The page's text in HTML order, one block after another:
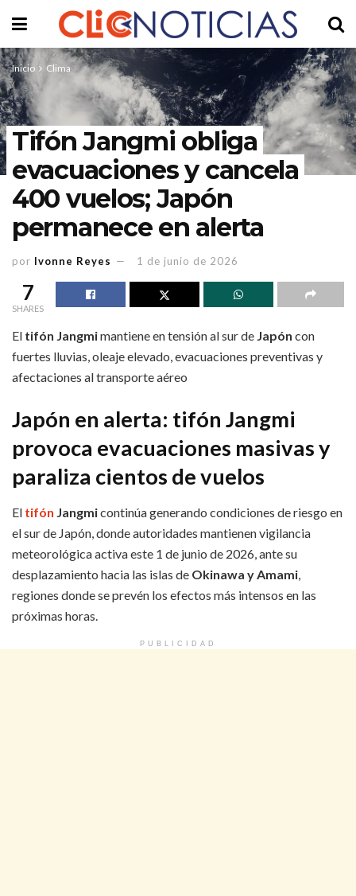
Inicio Clima
Tifón Jangmi obliga
evacuaciones y cancela
400 vuelos; Japón
permanece en alerta
por Ivonne Reyes 1 de junio de 2026
7
SHARES
El tifón Jangmimantiene en tensión al sur de Japón con
fuertes lluvias, oleaje elevado, evacuaciones preventivas y
afectaciones al transporte aéreo
Japón en alerta: tifón Jangmi
provoca evacuaciones masivas y
paraliza cientos de vuelos
El tifón Jangmicontinúa generando condiciones de riesgo en
el sur de Japón, donde autoridades mantienen vigilancia
meteorológica activa este 1 de junio de 2026, ante su
desplazamiento hacia las islas de Okinawa y Amami,
regiones donde se prevén los efectos más intensos en las
próximas horas.
PUBLICIDAD